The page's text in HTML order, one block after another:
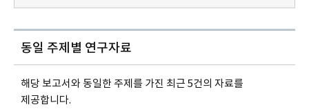
동일 주제별 연구자료
해당 보고서와 동일한 주제를 가진 최근 5건의 자료를
제공합니다.